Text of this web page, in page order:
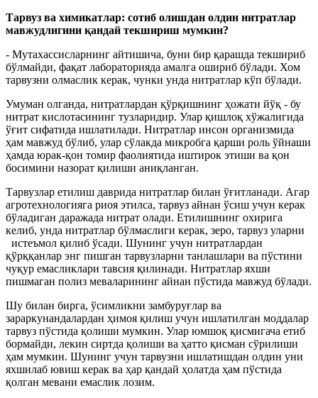
Тарвуз ва химикатлар: сотиб олишдан олдин нитратлар
мавжудлигини қандай текшириш мумкин?
- Мутахассисларнинг айтишича, буни бир қарашда текшириб
бўлмайди, фақат лабораторияда амалга ошириб бўлади. Хом
тарвузни олмаслик керак, чунки унда нитратлар кўп бўлади.
Умуман олганда, нитратлардан қўрқишнинг ҳожати йўқ - бу
нитрат кислотасининг тузларидир. Улар қишлоқ хўжалигида
ўғит сифатида ишлатилади. Нитратлар инсон организмида
ҳам мавжуд бўлиб, улар сўлакда микробга қарши роль ўйнаши
ҳамда юрак-қон томир фаолиятида иштирок этиши ва қон
босимини назорат қилиши аниқланган.
Тарвузлар етилиш даврида нитратлар билан ўғитланади. Агар
агротехнологияга риоя этилса, тарвуз айнан ўсиш учун керак
бўладиган даражада нитрат олади. Етилишнинг охирига
келиб, унда нитратлар бўлмаслиги керак, зеро, тарвуз уларни
истеъмол қилиб ўсади. Шунинг учун нитратлардан
қўрққанлар энг пишган тарвузларни танлашлари ва пўстини
чуқур емасликлари тавсия қилинади. Нитратлар яхши
пишмаган полиз меваларининг айнан пўстида мавжуд бўлади.
Шу билан бирга, ўсимликни замбуруғлар ва
зараркунандалардан ҳимоя қилиш учун ишлатилган моддалар
тарвуз пўстида қолиши мумкин. Улар юмшоқ қисмигача етиб
бормайди, лекин сиртда қолиши ва ҳатто қисман сўрилиши
ҳам мумкин. Шунинг учун тарвузни ишлатишдан олдин уни
яхшилаб ювиш керак ва ҳар қандай ҳолатда ҳам пўстида
қолган мевани емаслик лозим.